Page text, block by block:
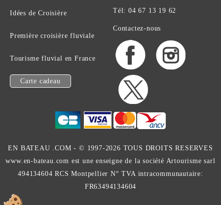
Idées de Croisière
Première croisière fluviale
Tourisme fluvial en France
Carte cadeau
Tél: 04 67 13 19 62
Contactez-nous
EN BATEAU .COM - © 1997-2026 TOUS DROITS RESERVES
www.en-bateau.com est une enseigne de la société Artourisme sarl
494134604 RCS Montpellier N° TVA intracommunautaire:
FR63494134604